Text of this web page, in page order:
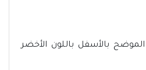
بالأسفل باللون الأخضر